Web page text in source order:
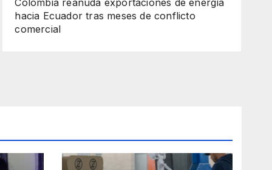
hacia Ecuador tras meses de conflicto
comercial